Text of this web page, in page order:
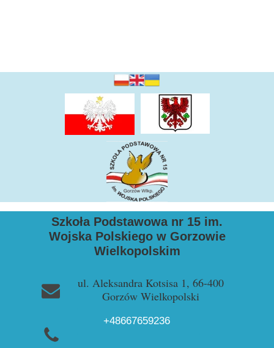
Szkoła Podstawowa nr 15 im.
Wojska Polskiego w Gorzowie
Wielkopolskim
ul. Aleksandra Kotsisa 1, 66-400
Gorzów Wielkopolski
+48667659236
+48957228729